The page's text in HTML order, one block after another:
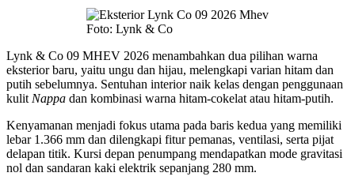
Foto: Lynk & Co
Lynk & Co 09 MHEV 2026 menambahkan dua pilihan warna
eksterior baru, yaitu ungu dan hijau, melengkapi varian hitam dan
putih sebelumnya. Sentuhan interior naik kelas dengan penggunaan
kulit Nappa dan kombinasi warna hitam-cokelat atau hitam-putih.
Kenyamanan menjadi fokus utama pada baris kedua yang memiliki
lebar 1.366 mm dan dilengkapi fitur pemanas, ventilasi, serta pijat
delapan titik. Kursi depan penumpang mendapatkan mode gravitasi
nol dan sandaran kaki elektrik sepanjang 280 mm.